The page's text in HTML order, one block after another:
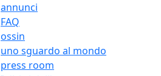
annunci
FAQ
ossin
uno sguardo al mondo
press room